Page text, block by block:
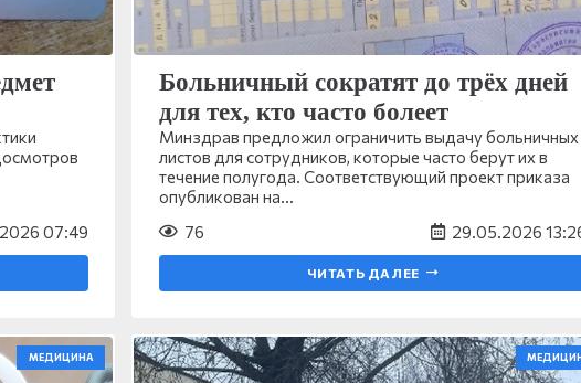
07:49
Больничный сократят до трёх дней
для тех, кто часто болеет
Минздрав предложил ограничить выдачу больничных
листов для сотрудников, которые часто берут их в
течение полугода. Соответствующий проект приказа
опубликован на…
76
29.05.2026
ЧИТАТЬ ДАЛЕЕ
МЕДИЦИНА